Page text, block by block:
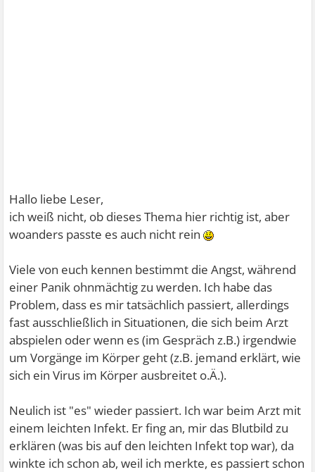
Hallo liebe Leser,
ich weiß nicht, ob dieses Thema hier richtig ist, aber
woanders passte es auch nicht rein
Viele von euch kennen bestimmt die Angst, während
einer Panik ohnmächtig zu werden. Ich habe das
Problem, dass es mir tatsächlich passiert, allerdings
fast ausschließlich in Situationen, die sich beim Arzt
abspielen oder wenn es (im Gespräch z.B.) irgendwie
um Vorgänge im Körper geht (z.B. jemand erklärt, wie
sich ein Virus im Körper ausbreitet o.Ä.).
Neulich ist "es" wieder passiert. Ich war beim Arzt mit
einem leichten Infekt. Er fing an, mir das Blutbild zu
erklären (was bis auf den leichten Infekt top war), da
winkte ich schon ab, weil ich merkte, es passiert schon